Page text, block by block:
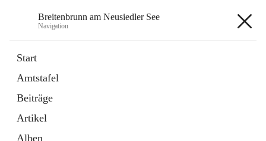
Breitenbrunn am Neusiedler See
Navigation
Start
Amtstafel
Beiträge
Artikel
Alben
18 Schnellzugriffe
Gemeindeservice